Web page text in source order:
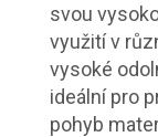
svou
využití v
vysoké
ideální pro
pohyb